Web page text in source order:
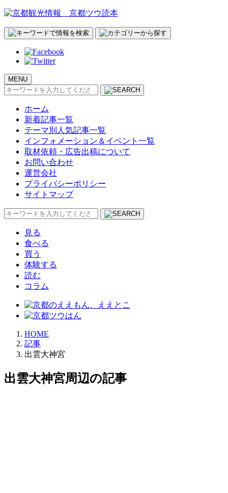
MENU
検
ホーム
新着記事一覧
テーマ別人気記事一覧
インフォメーション＆イベント一覧
取材依頼・広告出稿について
お問い合わせ
運営会社
プライバシーポリシー
サイトマップ
検
見る
食べる
買う
体験する
読む
コラム
HOME
記事
出雲大神宮
出雲大神宮周辺の記事